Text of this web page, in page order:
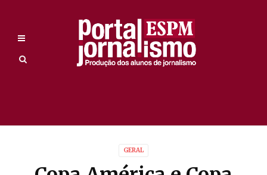
GERAL